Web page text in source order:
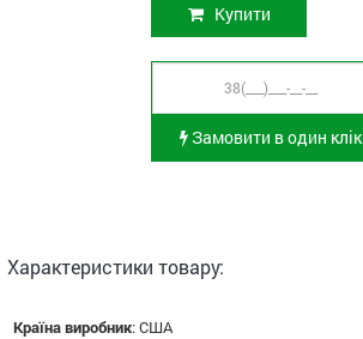
Купити
Замовити в один клік
Характеристики товару:
Країна виробник:США